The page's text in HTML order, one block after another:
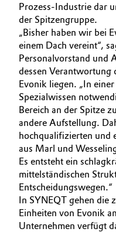
Energy,
Food & Beverage
Green Hydrogen
Home Care &
Industrial
Lubricants &
Medical Devices
Metals & Mining
Business Lines
Karriere
Investor
Medien
Prozess-Industrie dar
der Spitzengruppe.
„Bisher haben wir bei
einem Dach vereint“,
Personalvorstand und
dessen
Evonik liegen. „In
Spezialwissen
Bereich an der Spitze
andere Aufstellung.
hochqualifizierten und
aus Marl und
Es entsteht ein
mittelständischen
Entscheidungswegen.“
In SYNEQT gehen die
Einheiten von Evonik
Unternehmen verfügt